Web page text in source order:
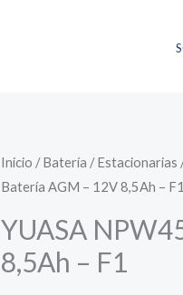
Inicio /Batería /Estacionarias
Batería AGM – 12V 8,5Ah – F1
YUASA
8,5Ah – F1